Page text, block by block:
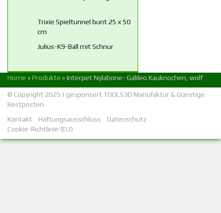
Trixie Spieltunnel bunt 25 x 50
cm
Julius-K9-Ball mit Schnur
Home »Produkte »Interpet Nylabone- Galileo Kauknochen, wolf
© Copyright 2025 | gesponsertTOOLS3D Manufaktur & Günstige
Restposten
Kontakt
Haftungsausschluss
Datenschutz
Cookie-Richtlinie (EU)